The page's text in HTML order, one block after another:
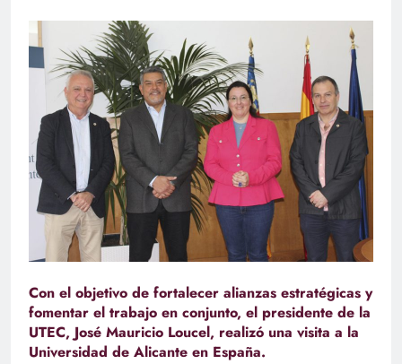
Con el objetivo de fortalecer alianzas estratégicas y
fomentar el trabajo en conjunto, el presidente de la
UTEC, José Mauricio Loucel, realizó una visita a la
Universidad de Alicante en España.